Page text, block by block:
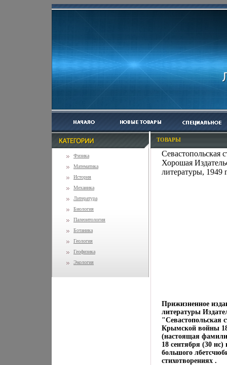
Физика
Математика
История
Механика
Литература
Биология
Палеонтология
Ботаника
Геология
Геофизика
Экология
ТОВАРЫ
Севастопольская
Хорошая
литературы, 1949
Прижизненное
литературы
"Севастопольская
Крымской войны
(настоящая
18 сентября (30
большого
стихотворениях .